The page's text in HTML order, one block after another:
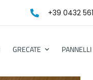
+39 0432
GRECATE PANNELLI